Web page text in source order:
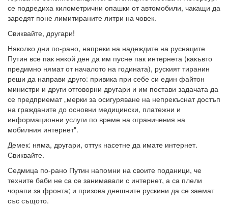
се подредиха километрични опашки от автомобили, чакащи да
заредят поне лимитираните литри на човек.
Свиквайте, другари!
Няколко дни по-рано, напреки на надеждите на руснаците
Путин все пак някой ден да им пусне пак интернета (какъвто
предимно нямат от началото на годината), руският тиранин
реши да направи друго: привика при себе си един файтон
министри и други отговорни другари и им постави задачата да
се предприемат „мерки за осигуряване на непрекъснат достъп
на гражданите до основни медицински, платежни и
информационни услуги по време на ограничения на
мобилния интернет".
Демек: няма, другари, оттук насетне да имате интернет.
Свиквайте.
Седмица по-рано Путин напомни на своите поданици, че
техните баби не са се занимавали с интернет, а са плели
чорапи за фронта; и призова днешните рускини да се заемат
със същото.